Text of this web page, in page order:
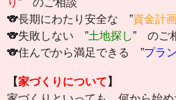
り ” のご相談
🐨長期にわたり安全な ”資金計
🐨失敗しない ”土地探し” のご
🐨住んでから満足できる ”プラン
【家づくりについて 】